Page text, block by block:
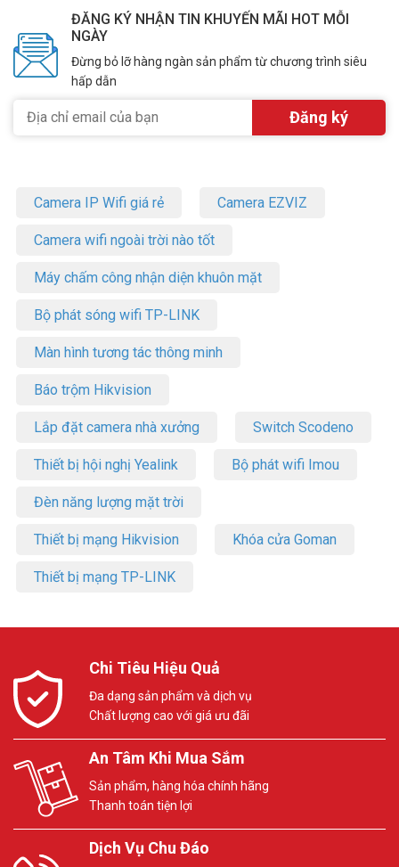
ĐĂNG KÝ NHẬN TIN KHUYẾN MÃI HOT MỖI
NGÀY
Đừng bỏ lỡ hàng ngàn sản phẩm từ chương trình siêu
hấp dẫn
Camera IP Wifi giá rẻ Camera EZVIZ
Camera wifi ngoài trời nào tốt
Máy chấm công nhận diện khuôn mặt
Bộ phát sóng wifi TP-LINK
Màn hình tương tác thông minh
Báo trộm Hikvision
Lắp đặt camera nhà xưởng Switch Scodeno
Thiết bị hội nghị Yealink Bộ phát wifi Imou
Đèn năng lượng mặt trời
Thiết bị mạng Hikvision Khóa cửa Goman
Thiết bị mạng TP-LINK
Chi Tiêu Hiệu Quả
Đa dạng sản phẩm và dịch vụ
Chất lượng cao với giá ưu đãi
An Tâm Khi Mua Sắm
Sản phẩm, hàng hóa chính hãng
Thanh toán tiện lợi
Dịch Vụ Chu Đáo